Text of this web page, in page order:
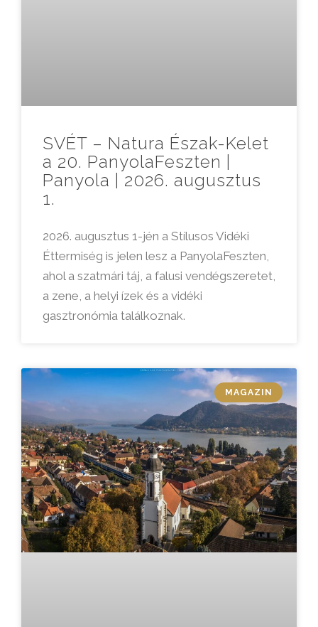
SVÉT – Natura Észak-Kelet
a 20. PanyolaFeszten |
Panyola | 2026. augusztus
1.
2026. augusztus 1-jén a Stílusos Vidéki
Éttermiség is jelen lesz a PanyolaFeszten,
ahol a szatmári táj, a falusi vendégszeretet,
a zene, a helyi ízek és a vidéki
gasztronómia találkoznak.
MAGAZIN